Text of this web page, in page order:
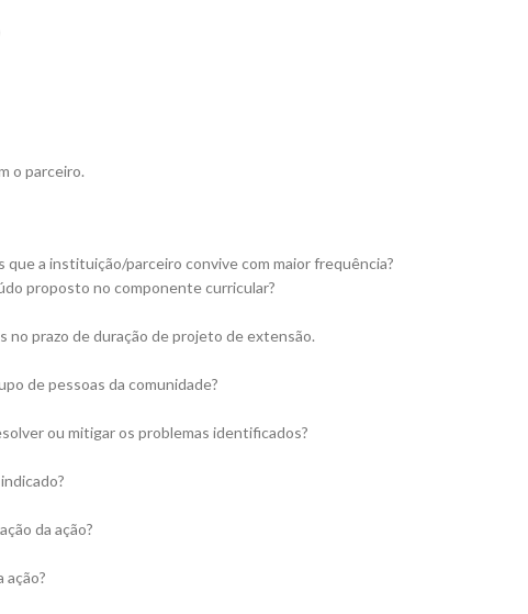
o parceiro.
a instituição/parceiro convive com maior frequência?
proposto no componente curricular?
no prazo de duração de projeto de extensão.
de pessoas da comunidade?
ou mitigar os problemas identificados?
da ação?
ação?